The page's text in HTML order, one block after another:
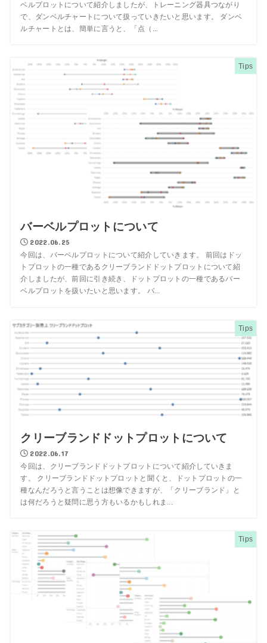
ベルプロットについて紹介しましたが、トレーニング器具つながり
で、ダンベルチャートについて扱っていきたいと思います。 ダンベ
ルチャートとは、簡単に言うと、「点（...
Tips
バーベルプロットについて
2022.06.25
今回は、バーベルプロットについて紹介していきます。 前回はドッ
トプロットの一種であるクリーブランドドットプロットについて紹
介しましたが、前回に引き続き、ドットプロットの一種であるバー
ベルプロットを扱いたいと思います。 バ...
Tips
クリーブランドドットプロットについて
2022.06.17
今回は、クリーブランドドットプロットについて紹介していきま
す。 クリーブランドドットプロットと聞くと、ドットプロットの一
種なんだろうと言うことは想像できますが、「クリーブランド」と
は何だろうと疑問に思う方もいるかもしれま...
Tips